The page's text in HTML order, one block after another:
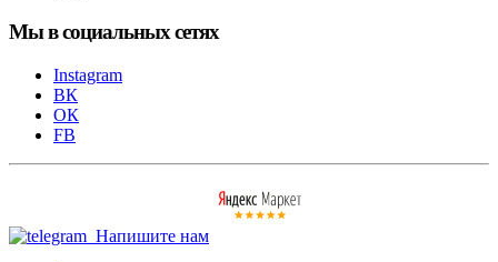
Мы в социальных сетях
Instagram
ВК
ОК
FB
Напишите нам